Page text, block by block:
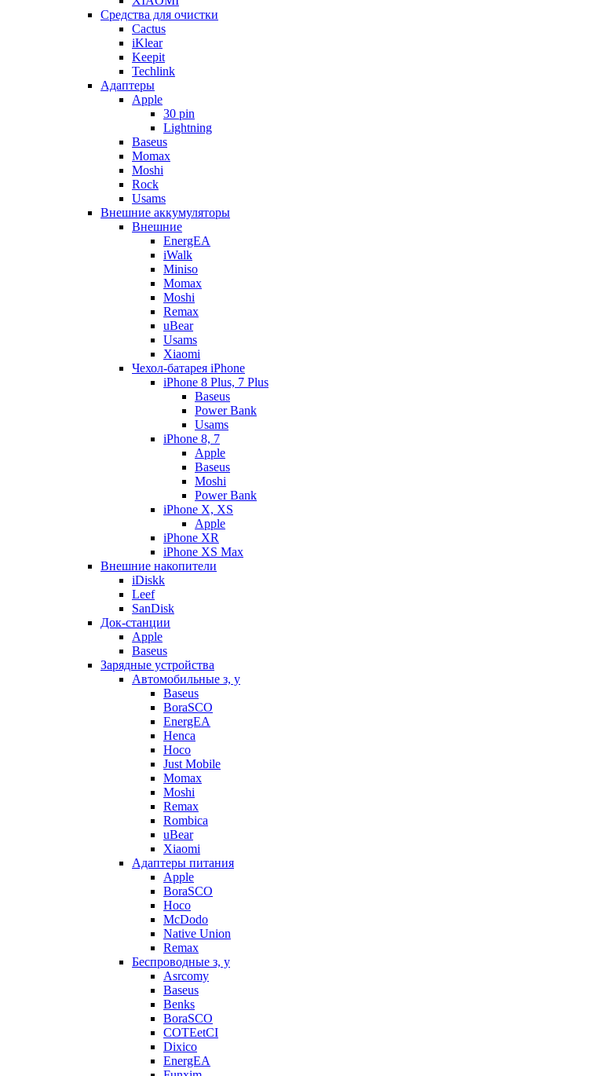
Cредства для очистки
Cactus
iKlear
Keepit
Techlink
Адаптеры
Apple
30 pin
Lightning
Baseus
Momax
Moshi
Rock
Usams
Внешние аккумуляторы
Внешние
EnergEA
iWalk
Miniso
Momax
Moshi
Remax
uBear
Usams
Xiaomi
Чехол-батарея iPhone
iPhone 8 Plus, 7 Plus
Baseus
Power Bank
Usams
iPhone 8, 7
Apple
Baseus
Moshi
Power Bank
iPhone X, XS
Apple
iPhone XR
iPhone XS Max
Внешние накопители
iDiskk
Leef
SanDisk
Док-станции
Apple
Baseus
Зарядные устройства
Автомобильные з, у
Baseus
BoraSCO
EnergEA
Henca
Hoco
Just Mobile
Momax
Moshi
Remax
Rombica
uBear
Xiaomi
Адаптеры питания
Apple
BoraSCO
Hoco
McDodo
Native Union
Remax
Беспроводные з, у
Asrcomy
Baseus
Benks
BoraSCO
COTEetCI
Dixico
EnergEA